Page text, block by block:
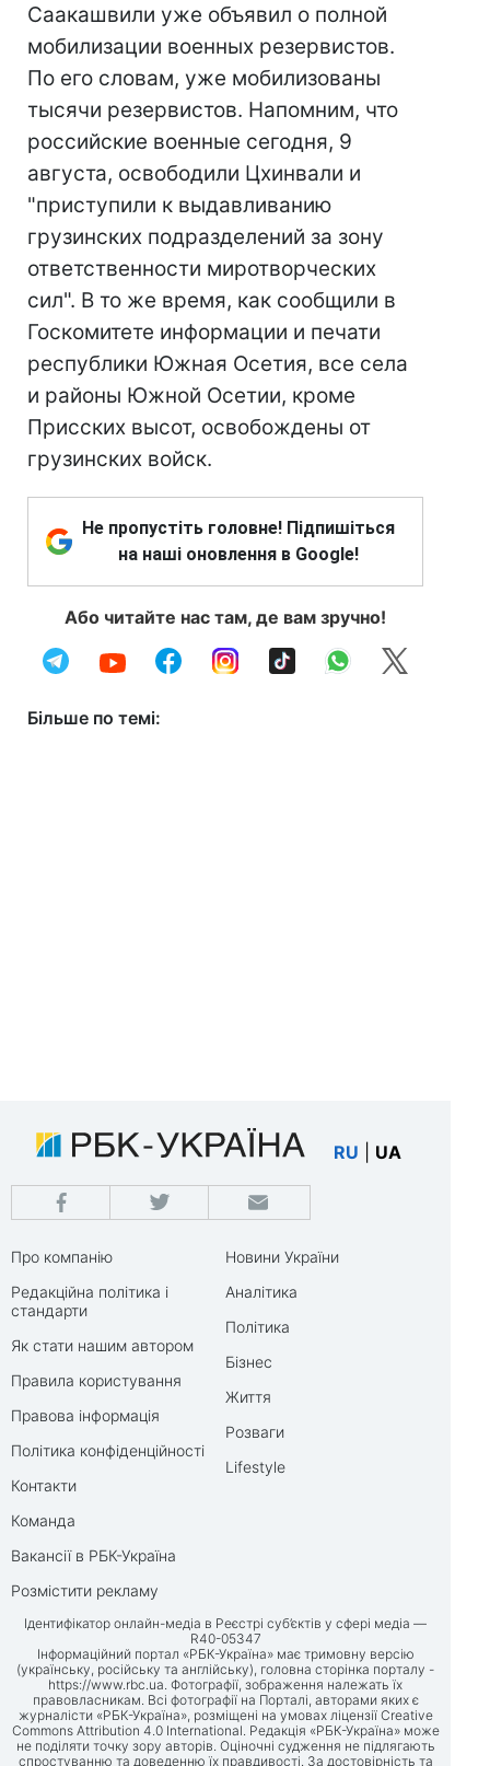
Саакашвили уже объявил о полной
мобилизации военных резервистов.
По его словам, уже мобилизованы
тысячи резервистов. Напомним, что
российские военные сегодня, 9
августа, освободили Цхинвали и
"приступили к выдавливанию
грузинских подразделений за зону
ответственности миротворческих
сил". В то же время, как сообщили в
Госкомитете информации и печати
республики Южная Осетия, все села
и районы Южной Осетии, кроме
Присских высот, освобождены от
грузинских войск.
Не пропустіть головне! Підпишіться
на наші оновлення в Google!
Або читайте нас там, де вам зручно!
Більше по темі:
RU UA
Про компанію
Редакційна політика і
стандарти
Як стати нашим автором
Правила користування
Правова інформація
Політика конфіденційності
Контакти
Команда
Вакансії в РБК-Україна
Розмістити рекламу
Новини України
Аналітика
Політика
Бізнес
Життя
Розваги
Lifestyle
Ідентифікатор онлайн-медіа в Реєстрі суб’єктів у сфері медіа —
R40-05347
Інформаційний портал «РБК-Україна» має тримовну версію
(українську, російську та англійську), головна сторінка порталу -
https://www.rbc.ua. Фотографії, зображення належать їх
правовласникам. Всі фотографії на Порталі, авторами яких є
журналісти «РБК-Україна», розміщені на умовах ліцензії Creative
Commons Attribution 4.0 International. Редакція «РБК-Україна» може
не поділяти точку зору авторів. Оціночні судження не підлягають
спростуванню та доведенню їх правдивості. За достовірність та